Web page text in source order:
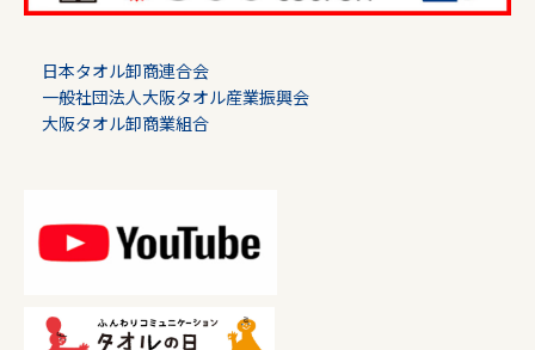
日本タオル卸商連合会
一般社団法人大阪タオル産業振興会
大阪タオル卸商業組合